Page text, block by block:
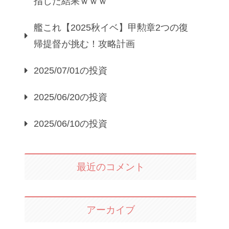
艦これ【2025秋イベ】甲勲章2つの復
帰提督が挑む！攻略計画
2025/07/01の投資
2025/06/20の投資
2025/06/10の投資
最近のコメント
アーカイブ